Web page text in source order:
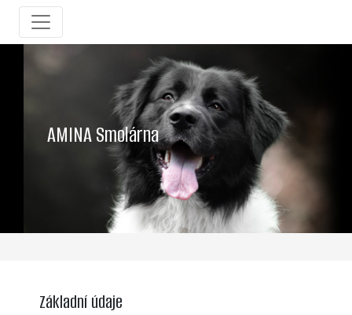
AMINA Smolárna
Základní údaje